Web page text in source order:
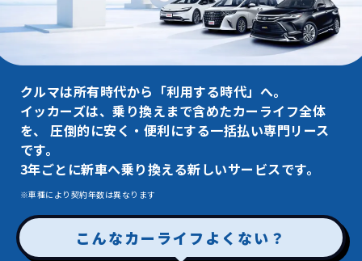
クルマは所有時代から「利用する時代」へ。
イッカーズは、乗り換えまで含めたカーライフ全体
を、
圧倒的に安く・便利にする一括払い専門リース
です。
3年ごとに新車へ乗り換える新しいサービスです。
※車種により契約年数は異なります
こんなカーライフよくない？